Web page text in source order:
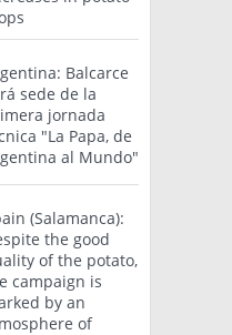
Balcarce
sede de la
jornada
"La Papa, de
al Mundo"
(Salamanca):
the good
of the potato,
campaign is
by an
of